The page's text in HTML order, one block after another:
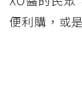
便利購，或